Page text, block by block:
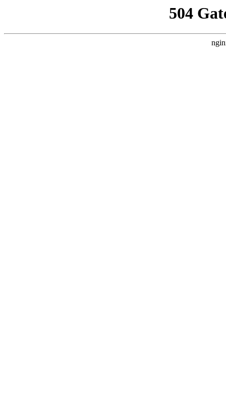
504